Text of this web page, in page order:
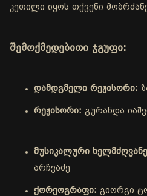
კეთილი იყოს თქვენი
შემოქმედებითი ჯგუფი:
დამდგმელი რეჟისორი:
რეჟისორი: გურანდა
მუსიკალური
არჩვაძე
ქორეოგრაფი: გიორგი